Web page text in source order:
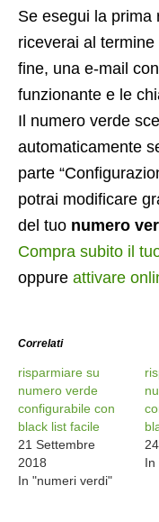
Se esegui la prima
riceverai al
fine, una e-mail
funzionante e le
Il numero verde
automaticamente
parte
potrai modificare
del tuo numero
Compra subito il
oppure attivare
Correlati
risparmiare su
numero verde
configurabile con
black list facile
21 Settembre
2018
In "numeri verdi"
In